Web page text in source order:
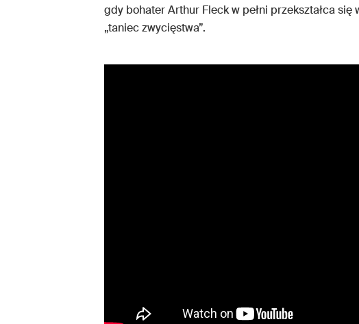
gdy bohater Arthur Fleck w pełni przekształca
„taniec zwycięstwa”.